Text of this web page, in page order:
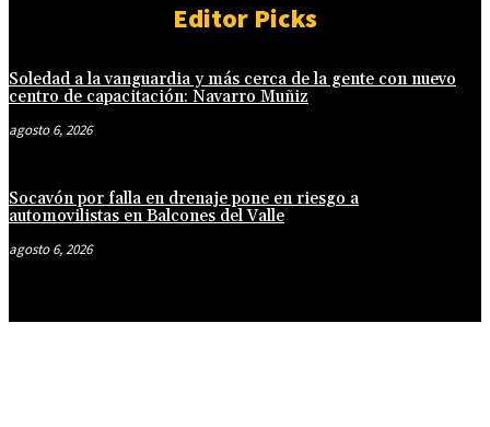
Editor Picks
Soledad a la vanguardia y más cerca de la gente con nuevo
centro de capacitación: Navarro Muñiz
agosto 6, 2026
Socavón por falla en drenaje pone en riesgo a
automovilistas en Balcones del Valle
agosto 6, 2026